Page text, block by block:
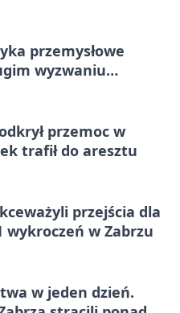
przemysłowe
wyzwaniu
przemoc w
trafił do aresztu
przejścia dla
wykroczeń w Zabrzu
w jeden dzień.